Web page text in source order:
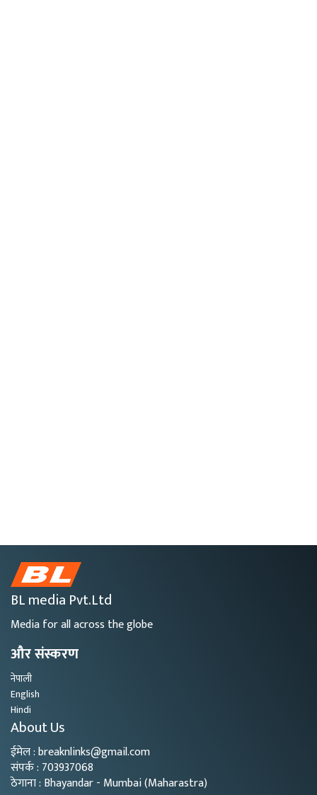
BL media Pvt.Ltd
Media for all across the globe
और संस्करण
नेपाली
English
Hindi
About Us
ईमेल : breaknlinks@gmail.com
संपर्क : 703937068
ठेगाना : Bhayandar - Mumbai (Maharastra)